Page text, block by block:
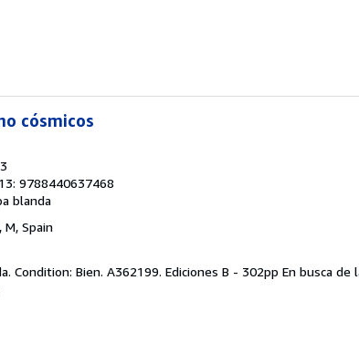
cósmicos
9788440637468
blanda
M, Spain
Condition: Bien. A362199. Ediciones B - 302pp En busca de